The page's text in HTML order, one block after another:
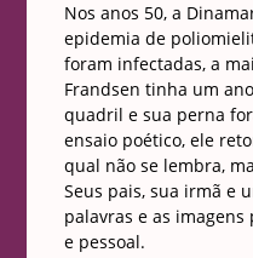
Nos anos 50, a
epidemia de
foram infectadas, a
Frandsen tinha um
quadril e sua perna
ensaio poético, ele
qual não se lembra,
Seus pais, sua irmã e
palavras e as
e pessoal.